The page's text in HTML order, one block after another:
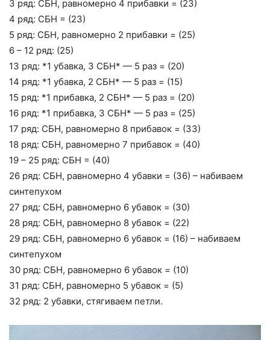
3 ряд: СБН, равномерно 4 прибавки = (23)
4 ряд: СБН = (23)
5 ряд: СБН, равномерно 2 прибавки = (25)
6 – 12 ряд: (25)
13 ряд: *1 убавка, 3 СБН* — 5 раз = (20)
14 ряд: *1 убавка, 2 СБН* — 5 раз = (15)
15 ряд: *1 прибавка, 2 СБН* — 5 раз = (20)
16 ряд: *1 прибавка, 3 СБН* — 5 раз = (25)
17 ряд: СБН, равномерно 8 прибавок = (33)
18 ряд: СБН, равномерно 7 прибавок = (40)
19 – 25 ряд: СБН = (40)
26 ряд: СБН, равномерно 4 убавки = (36) – набиваем
синтепухом
27 ряд: СБН, равномерно 6 убавок = (30)
28 ряд: СБН, равномерно 8 убавок = (22)
29 ряд: СБН, равномерно 6 убавок = (16) – набиваем
синтепухом
30 ряд: СБН, равномерно 6 убавок = (10)
31 ряд: СБН, равномерно 5 убавок = (5)
32 ряд: 2 убавки, стягиваем петли.